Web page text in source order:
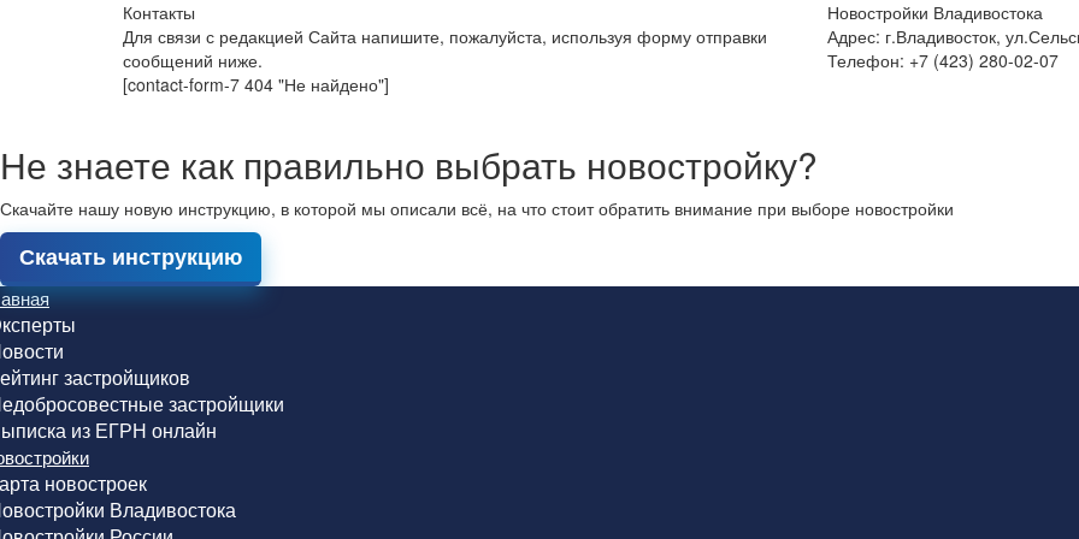
Контакты
Для связи с редакцией Сайта напишите, пожалуйста, используя форму отправки
сообщений ниже.
[contact-form-7 404 "Не найдено"]
Новостройки Владивостока
Адрес: г.Владивосток,
Телефон: +7 (423) 280-02-07
Не знаете как правильно выбрать новостройку?
Скачайте нашу новую инструкцию, в которой мы описали всё, на что стоит обратить внимание при выборе новостройки
Скачать инструкцию
застройщиков
застройщики
из ЕГРН онлайн
новостроек
Владивостока